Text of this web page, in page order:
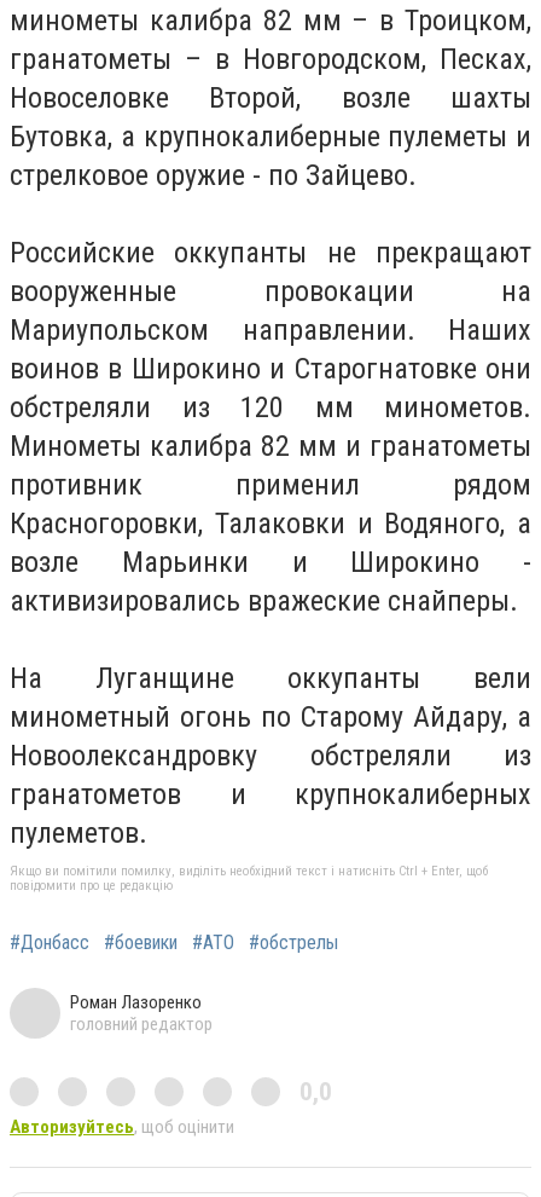
минометы калибра 82 мм – в Троицком,
гранатометы – в Новгородском, Песках,
Новоселовке Второй, возле шахты
Бутовка, а крупнокалиберные пулеметы и
стрелковое оружие - по Зайцево.
Российские оккупанты не прекращают
вооруженные провокации на
Мариупольском направлении. Наших
воинов в Широкино и Старогнатовке они
обстреляли из 120 мм минометов.
Минометы калибра 82 мм и гранатометы
противник применил рядом
Красногоровки, Талаковки и Водяного, а
возле Марьинки и Широкино -
активизировались вражеские снайперы.
На Луганщине оккупанты вели
минометный огонь по Старому Айдару, а
Новоолександровку обстреляли из
гранатометов и крупнокалиберных
пулеметов.
Якщо ви помітили помилку, виділіть необхідний текст і натисніть Ctrl + Enter, щоб
повідомити про це редакцію
#Донбасс #боевики #АТО #обстрелы
Роман Лазоренко
головний редактор
0,0
Авторизуйтесь, щоб оцінити